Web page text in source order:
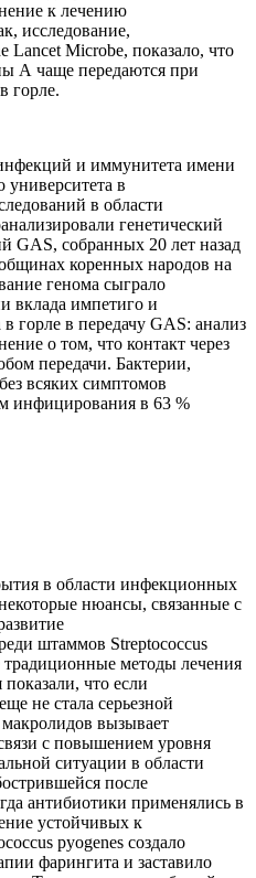
к лечению
исследование,
Lancet Microbe, показало, что
А чаще передаются при
горле.
и иммунитета имени
в
в области
генетический
GAS, собранных 20 лет назад
коренных народов на
генома сыграло
вклада импетиго и
горле в передачу GAS: анализ
о том, что контакт через
передачи. Бактерии,
всяких симптомов
инфицирования в 63 %
в области инфекционных
нюансы, связанные с
штаммов Streptococcus
традиционные методы лечения
что если
не стала серьезной
вызывает
с повышением уровня
ситуации в области
после
антибиотики применялись в
устойчивых к
pyogenes создало
фарингита и заставило